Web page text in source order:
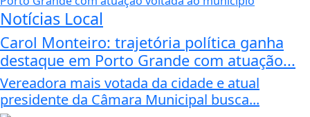
Notícias Local
Carol Monteiro: trajetória política ganha
destaque em Porto Grande com atuação...
Vereadora mais votada da cidade e atual
presidente da Câmara Municipal busca...